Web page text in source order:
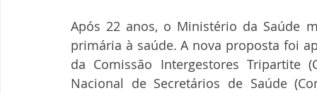
Após 22 anos, o Ministério da Saúde
primária à saúde. A nova proposta foi
da Comissão Intergestores Tripartite
Nacional de Secretários de Saúde